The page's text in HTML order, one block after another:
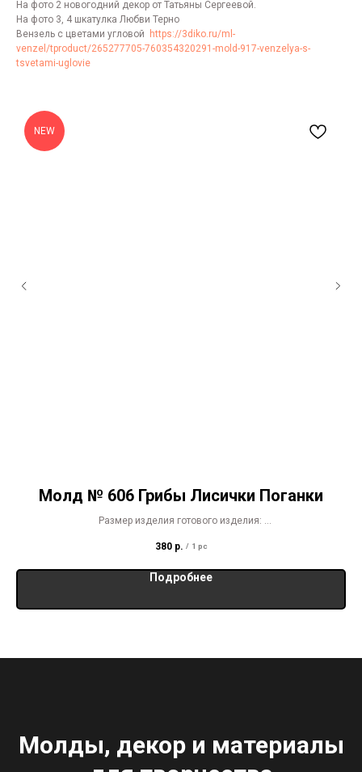
На фото 2 новогодний декор от Татьяны Сергеевой.
На фото 3, 4 шкатулка Любви Терно
Вензель с цветами угловой
https://3diko.ru/ml-
venzel/tproduct/265277705-760354320291-mold-917-venzelya-s-
tsvetami-uglovie
NEW
Молд № 606 Грибы Лисички Поганки
Размер изделия готового изделия:
Поганки 5 х 6,5 см
380 р. / 1 pc
Подробнее
Молды, декор и материалы